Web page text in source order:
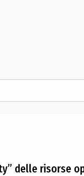
delle risorse